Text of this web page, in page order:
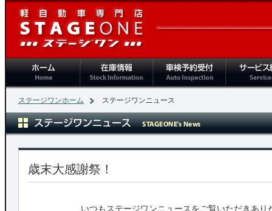
在庫情報
ステージワンホーム ステージワンニュース
歳末大感謝祭！
いつもステージワンニュースをご覧いただきあり